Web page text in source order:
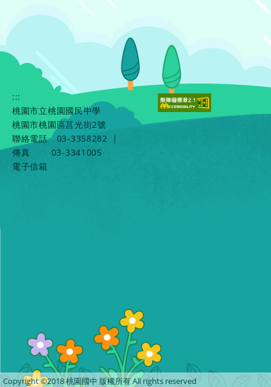
:::
桃園市立桃園國民中學
桃園市桃園區莒光街2號
聯絡電話
03-3358282
|
傳真
03-3341005
電子信箱
Copyright ©2018 桃園國中 版權所有 All rights reserved